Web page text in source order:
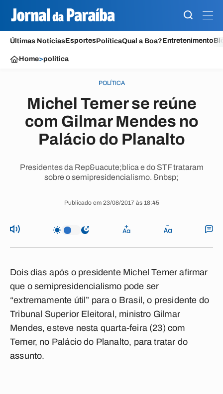
Últimas NotíciasEsportesPolíticaQual a Boa?Entretenimento
Home>política
POLÍTICA
Michel Temer se reúne
com Gilmar Mendes no
Palácio do Planalto
Presidentes da Rep&uacute;blica e do STF trataram
sobre o semipresidencialismo. &nbsp;
Publicado em 23/08/2017 às 18:45
Dois dias após o presidente Michel Temer afirmar
que o semipresidencialismo pode ser
“extremamente útil” para o Brasil, o presidente do
Tribunal Superior Eleitoral, ministro Gilmar
Mendes, esteve nesta quarta-feira (23) com
Temer, no Palácio do Planalto, para tratar do
assunto.